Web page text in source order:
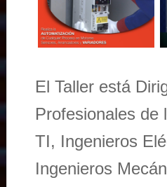
El Taller está
Profesionales de
TI, Ingenieros
Ingenieros